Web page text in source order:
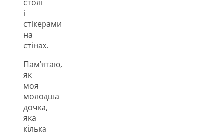
столі
і
стікерами
на
стінах.
Пам’ятаю,
як
моя
молодша
дочка,
яка
кілька